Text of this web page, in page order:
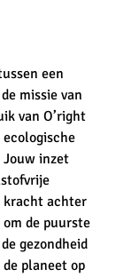
een
missie van
van O’right
inzet
kracht achter
de puurste
gezondheid
planeet op